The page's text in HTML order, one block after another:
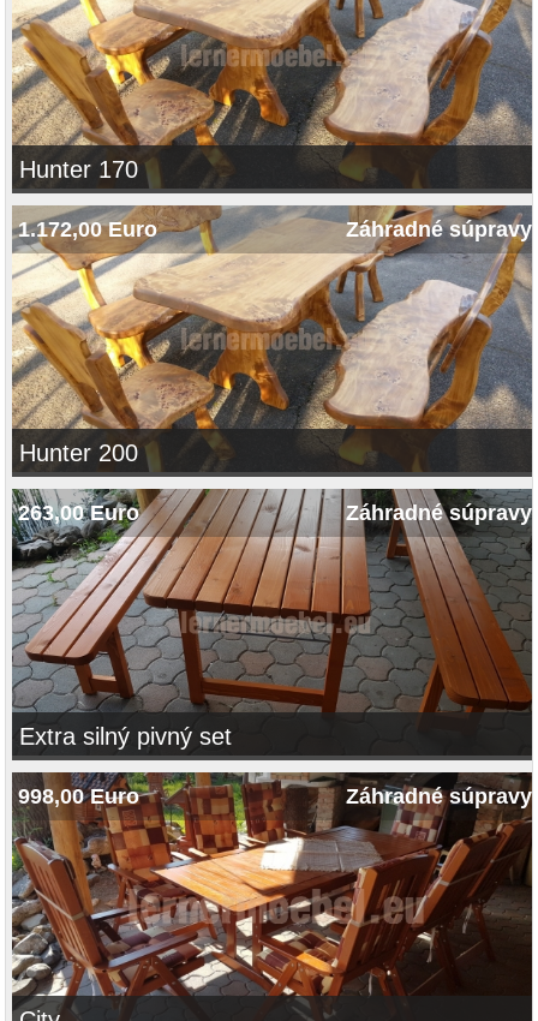
Hunter 170
1.172,00 Euro Záhradné súpravy
Hunter 200
263,00 Euro Záhradné súpravy
Extra silný pivný set
998,00 Euro Záhradné súpravy